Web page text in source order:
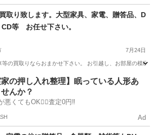
イクルショップ 埼玉 本庄市
無料
取り致します。大型家具、家電、贈答品、D
CD等 お任せ下さい。
7月24日
の買取りならおまかせ下さい。 お引越し、お部屋の模
イクルショップ 無料
家の押し入れ整理】眠っている人形あ
んか？
悪くてもOK🙆‍♀️査定0円‼️
Ad